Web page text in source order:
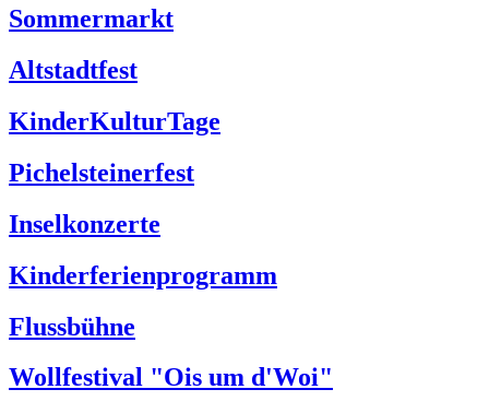
Sommermarkt
Altstadtfest
KinderKulturTage
Pichelsteinerfest
Inselkonzerte
Kinderferienprogramm
Flussbühne
Wollfestival "Ois um d'Woi"